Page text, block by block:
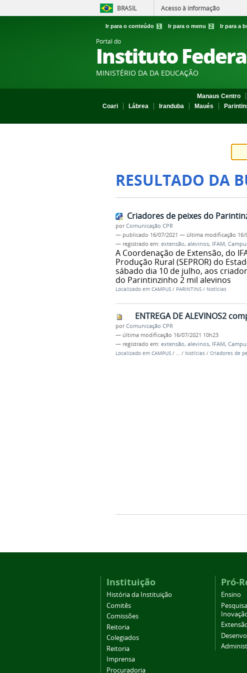
BRASIL Acesso à informação
Ir para o conteúdo 1 Ir para o menu 2 Ir para a
Portal do
Instituto
MINISTÉRIO DA DA EDUCAÇÃO
Manaus Centro
Coari
Lábrea Iranduba Maués
RESULTADO DA
Criadores de peixes do
porComunicação CPR
— publicado 16/07/2021 — última modificação 16/
— registrado em: extensão, alevinos, IFAM,
A Coordenação de Extensão, do
Produção Rural (SEPROR) do
sábado dia 10 de julho, aos
do Parintinzinho 2 mil alevinos
Localizado em CAMPUS / PARINTINS / Notícias
ENTREGA DE ALEVINOS2
porComunicação CPR
— última modificação 16/07/2021 10h23
— registrado em: extensão, alevinos, IFAM,
Localizado em CAMPUS / … / Notícias / Criadores de
Instituição
História da Instituição
Comitês
Comissões
Reitoria
Colegiados
Reitoria
Imprensa
Procuradoria
Pró-
Ensino